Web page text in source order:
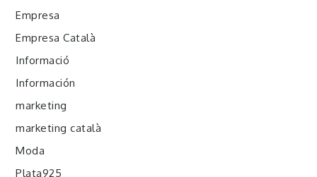
Empresa
Empresa Català
Informació
Información
marketing
marketing català
Moda
Plata925